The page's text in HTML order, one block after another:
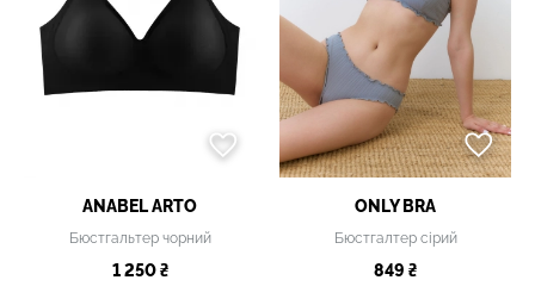
ANABEL ARTO
Бюстгальтер чорний
1 250 ₴
ONLY BRA
Бюстгалтер сірий
849 ₴